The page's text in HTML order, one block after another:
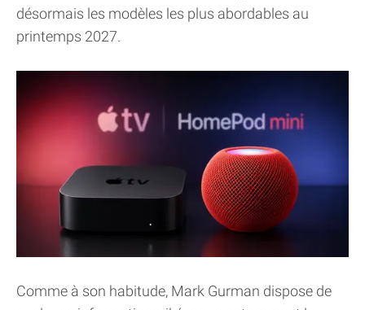
désormais les modèles les plus abordables au
printemps 2027.
Comme à son habitude, Mark Gurman dispose de